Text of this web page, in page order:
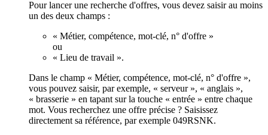
Pour lancer une recherche d'offres, vous devez saisir au moins
un des deux champs :
« Métier, compétence, mot-clé, n° d'offre »
ou
« Lieu de travail ».
Dans le champ « Métier, compétence, mot-clé, n° d'offre »,
vous pouvez saisir, par exemple, « serveur », « anglais »,
« brasserie » en tapant sur la touche « entrée » entre chaque
mot. Vous recherchez une offre précise ? Saisissez
directement sa référence, par exemple 049RSNK.